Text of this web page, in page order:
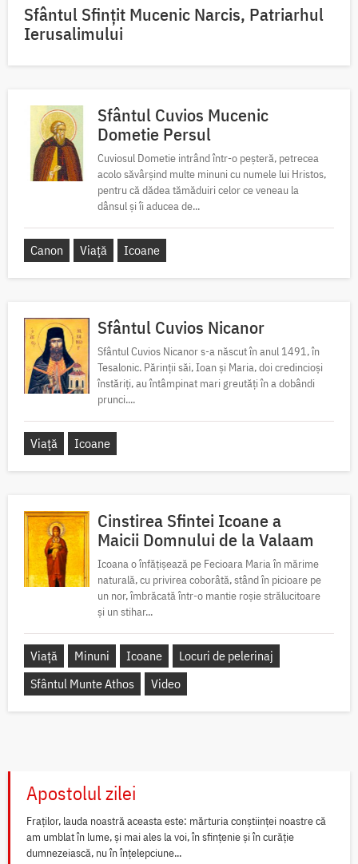
Sfântul Sfinţit Mucenic Narcis, Patriarhul
Ierusalimului
Sfântul Cuvios Mucenic
Dometie Persul
Cuviosul Dometie intrând într-o peșteră, petrecea
acolo săvârșind multe minuni cu numele lui Hristos,
pentru că dădea tămăduiri celor ce veneau la
dânsul și îi aducea de...
Canon Viață Icoane
Sfântul Cuvios Nicanor
Sfântul Cuvios Nicanor s-a născut în anul 1491, în
Tesalonic. Părinții săi, Ioan și Maria, doi credincioși
înstăriți, au întâmpinat mari greutăți în a dobândi
prunci....
Viață Icoane
Cinstirea Sfintei Icoane a
Maicii Domnului de la Valaam
Icoana o înfățișează pe Fecioara Maria în mărime
naturală, cu privirea coborâtă, stând în picioare pe
un nor, îmbrăcată într-o mantie roșie strălucitoare
și un stihar...
Viață Minuni Icoane
Locuri de pelerinaj
Sfântul Munte Athos
Video
Apostolul zilei
Fraților, lauda noastră aceasta este: mărturia conștiinței noastre că
am umblat în lume, și mai ales la voi, în sfințenie și în curăție
dumnezeiască, nu în înțelepciune...